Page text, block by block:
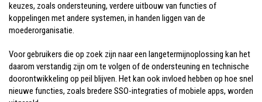
keuzes, zoals ondersteuning, verdere uitbouw van functies of
koppelingen met andere systemen, in handen liggen van de
moederorganisatie.
Voor gebruikers die op zoek zijn naar een langetermijnoplossing kan het
daarom verstandig zijn om te volgen of de ondersteuning en technische
doorontwikkeling op peil blijven. Het kan ook invloed hebben op hoe snel
nieuwe functies, zoals bredere SSO-integraties of mobiele apps, worden